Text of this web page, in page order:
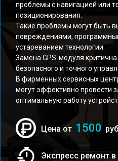
проблемы с навигацией или
позиционирования.
Такие проблемы могут быть
повреждениями,
устареванием технологии.
Замена GPS-модуля
безопасного и точного
В фирменных сервисных
могут эффективно провести
оптимальную работу
Цена от 1500 руб
Экспресс ремонт